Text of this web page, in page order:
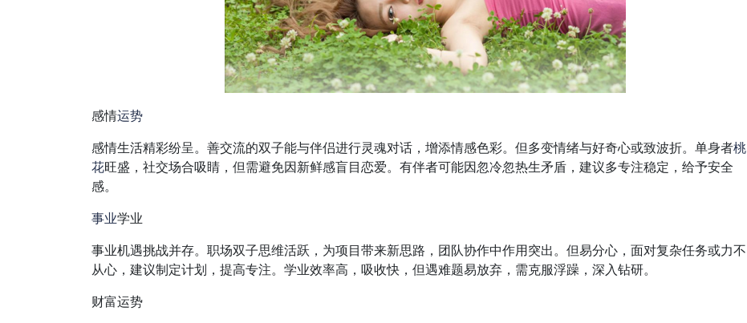
感情运势
感情生活精彩纷呈。善交流的双子能与伴侣进行灵魂对话，增添情感色彩。但多变情绪与好奇心或致波折。单身者桃
花旺盛，社交场合吸睛，但需避免因新鲜感盲目恋爱。有伴者可能因忽冷忽热生矛盾，建议多专注稳定，给予安全
感。
事业学业
事业机遇挑战并存。职场双子思维活跃，为项目带来新思路，团队协作中作用突出。但易分心，面对复杂任务或力不
从心，建议制定计划，提高专注。学业效率高，吸收快，但遇难题易放弃，需克服浮躁，深入钻研。
财富运势